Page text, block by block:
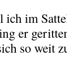
ich im
er
so weit